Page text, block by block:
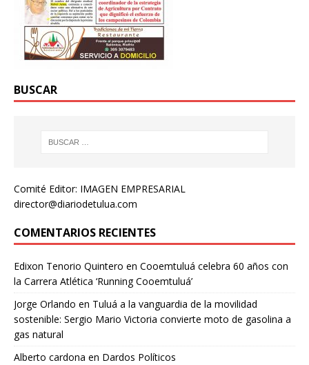
BUSCAR
Comité Editor: IMAGEN EMPRESARIAL
director@diariodetulua.com
COMENTARIOS RECIENTES
Edixon Tenorio Quintero en Cooemtuluá celebra 60 años con
la Carrera Atlética ‘Running Cooemtuluá’
Jorge Orlando en Tuluá a la vanguardia de la movilidad
sostenible: Sergio Mario Victoria convierte moto de gasolina a
gas natural
Alberto cardona en Dardos Políticos